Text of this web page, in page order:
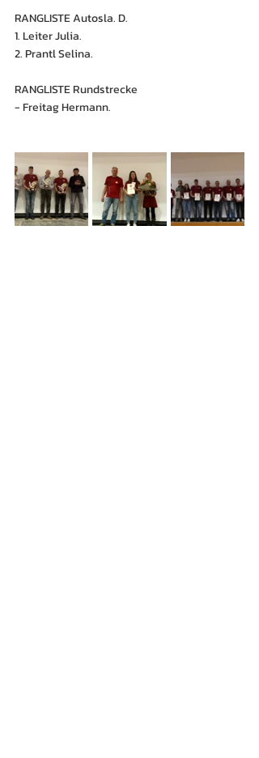
RANGLISTE Autosla. D.
1. Leiter Julia.
2. Prantl Selina.
RANGLISTE Rundstrecke
- Freitag Hermann.